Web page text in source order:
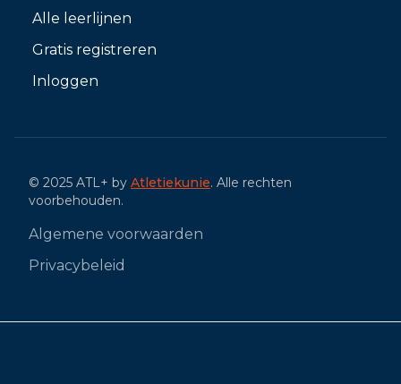
Alle leerlijnen
Gratis registreren
Inloggen
© 2025 ATL+ by Atletiekunie. Alle rechten
voorbehouden.
Algemene voorwaarden
Privacybeleid